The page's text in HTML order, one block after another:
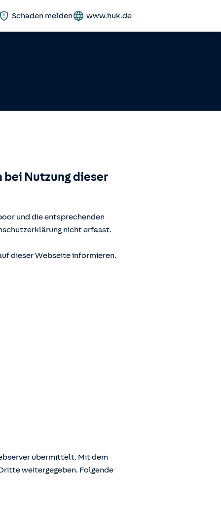
Schaden melden www.huk.de
Nutzung dieser
und die entsprechenden
nicht erfasst.
dieser Webseite informieren.
übermittelt. Mit dem
weitergegeben. Folgende